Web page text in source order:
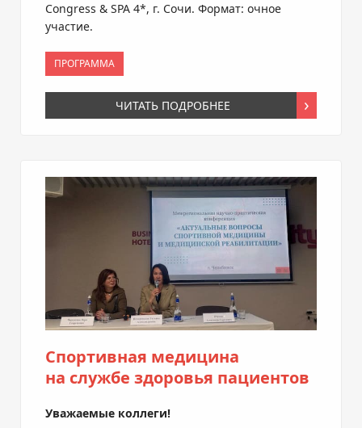
Congress & SPA 4*, г. Сочи. Формат: очное
участие.
ПРОГРАММА
ЧИТАТЬ ПОДРОБНЕЕ
Спортивная медицина
на службе здоровья пациентов
Уважаемые коллеги!